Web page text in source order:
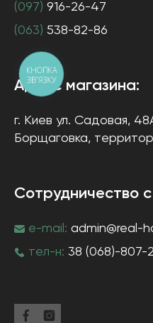
(097) 916-26-47
(063) 538-82-86
Адрес магазина:
г. Киев ул. Садовая,
Борщаговка,
Сотрудничество
e-mail: admin@real-
тел-н: 38 (068)-807-
КНОПКА
ЗВ'ЯЗКУ